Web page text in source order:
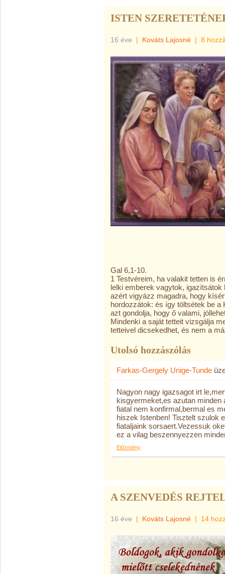
ISTEN
16 éve | Kováts Lajosné | 8
Gal 6,1-10.
1 Testvéreim, ha valakit tetten is
lelki emberek vagytok,
azért vigyázz magadra, hogy
hordozzátok: és így töltsétek be
azt gondolja, hogy ő valami,
Mindenki a saját tetteit vizsgálja
tetteivel dicsekedhet, és nem a
Utolsó hozzászólás
Farkas-Gergely Unige-Tunde
Nagyon nagy igazsagot irt
kisgyermeket,es azutan minden
fiatal nem konfirmal,bermal es
hiszek Istenben! Tisztelt szulok
fiataljaink sorsaert.Vezessuk
ez a vilag beszennyezzen
Előzmény
A SZENVEDÉS
16 éve | Kováts Lajosné | 14